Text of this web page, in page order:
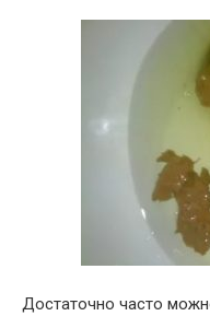
Достаточно часто